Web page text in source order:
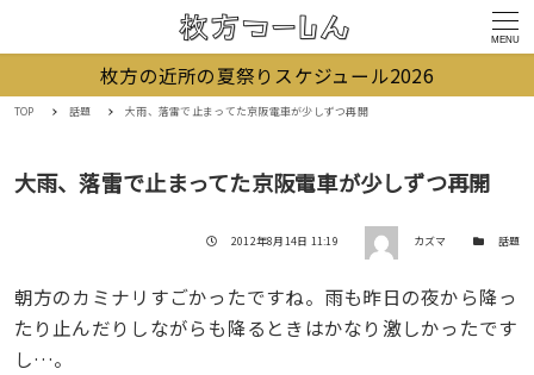
MENU
枚方の近所の夏祭りスケジュール2026
TOP 話題 大雨、落雷で止まってた京阪電車が少しずつ再開
大雨、落雷で止まってた京阪電車が少しずつ再開
投稿日
2012年8月14日 11:19 著者 カズマ カテゴリー
話題
朝方のカミナリすごかったですね。雨も昨日の夜から降っ
たり止んだりしながらも降るときはかなり激しかったです
し…。